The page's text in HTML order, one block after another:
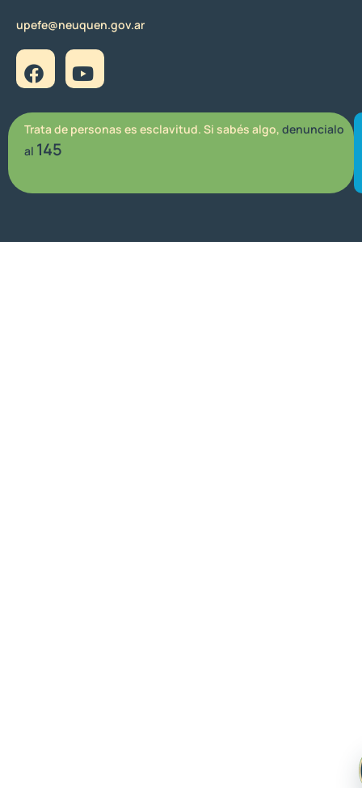
upefe@neuquen.gov.ar
Trata de personas es esclavitud. Si sabés algo, denuncialo
al 145